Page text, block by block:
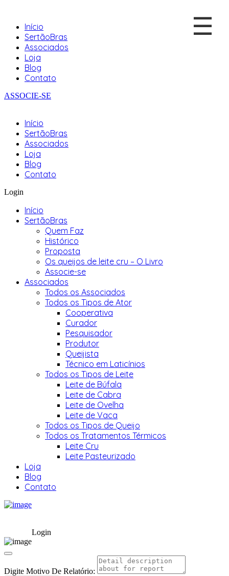
Início
SertãoBras
Associados
Loja
Blog
Contato
ASSOCIE-SE
Início
SertãoBras
Associados
Loja
Blog
Contato
☰
Login
Início
SertãoBras
Quem Faz
Histórico
Proposta
Os queijos de leite cru – O Livro
Associe-se
Associados
Todos os Associados
Todos os Tipos de Ator
Cooperativa
Curador
Pesquisador
Produtor
Queijista
Técnico em Laticínios
Todos os Tipos de Leite
Leite de Búfala
Leite de Cabra
Leite de Ovelha
Leite de Vaca
Todos os Tipos de Queijo
Todos os Tratamentos Térmicos
Leite Cru
Leite Pasteurizado
Loja
Blog
Contato
Login
Digite Motivo De Relatório: